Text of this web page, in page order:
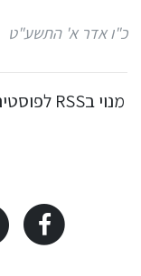
כ"ו אדר א' התשע"ט
מנוי בRSS לפוסטים בנושא טולקין